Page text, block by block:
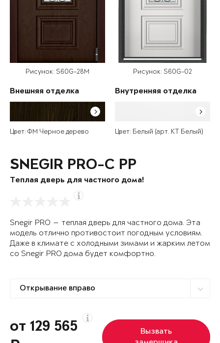
Рисунок: S60G-28M
Внешняя отделка
Цвет: ФМ Черное дерево
Рисунок: S60G-02
Внутренняя отделка
Цвет: Белый (арт. КТ Белый)
SNEGIR PRO-C PP
Теплая дверь для частного дома!
Snegir PRO — теплая дверь для частного дома. Эта
модель отлично противостоит погодным условиям.
Даже в климате с холодными зимами и жарким летом
со Snegir PRO дома будет комфортно.
от 129 565
Вызвать